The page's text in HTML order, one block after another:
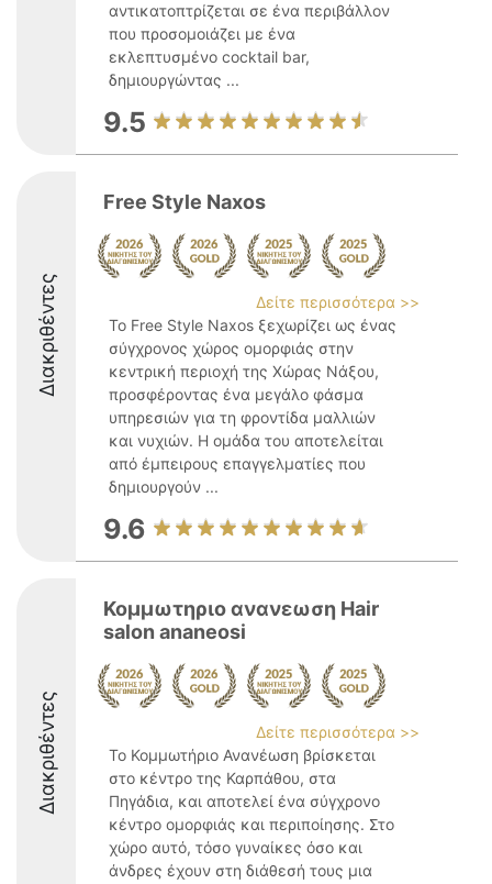
αντικατοπτρίζεται σε ένα περιβάλλον
που προσομοιάζει με ένα
εκλεπτυσμένο cocktail bar,
δημιουργώντας ...
9.5
Διακριθέντες
Free Style Naxos
Δείτε περισσότερα >>
Το Free Style Naxos ξεχωρίζει ως ένας
σύγχρονος χώρος ομορφιάς στην
κεντρική περιοχή της Χώρας Νάξου,
προσφέροντας ένα μεγάλο φάσμα
υπηρεσιών για τη φροντίδα μαλλιών
και νυχιών. Η ομάδα του αποτελείται
από έμπειρους επαγγελματίες που
δημιουργούν ...
9.6
Διακριθέντες
Κομμωτηριο ανανεωση Hair
salon ananeosi
Δείτε περισσότερα >>
Το Κομμωτήριο Ανανέωση βρίσκεται
στο κέντρο της Καρπάθου, στα
Πηγάδια, και αποτελεί ένα σύγχρονο
κέντρο ομορφιάς και περιποίησης. Στο
χώρο αυτό, τόσο γυναίκες όσο και
άνδρες έχουν στη διάθεσή τους μια